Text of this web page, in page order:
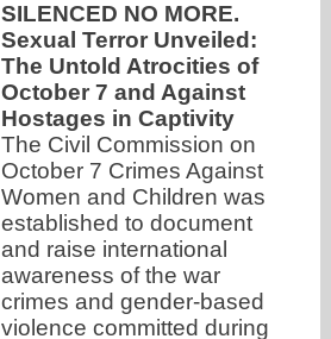
SILENCED NO MORE.
Sexual Terror Unveiled:
The Untold Atrocities of
October 7 and Against
Hostages in Captivity
The Civil Commission on
October 7 Crimes Against
Women and Children was
established to document
and raise international
awareness of the war
crimes and gender-based
violence committed during